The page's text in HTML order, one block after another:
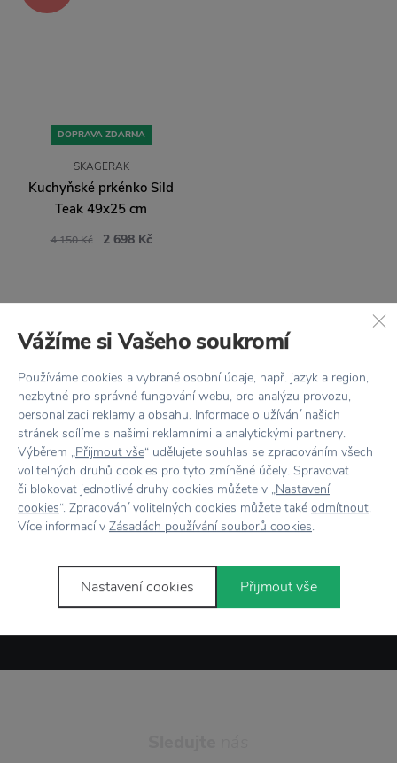
DOPRAVA ZDARMA
SKAGERAK
Kuchyňské prkénko Sild
Teak 49x25 cm
4 150 Kč 2 698 Kč
Novinky e-mailem
Odesláním formuláře souhlasím se
Vážíme si Vašeho soukromí
Používáme cookies a vybrané osobní údaje, např. jazyk a region,
nezbytné pro správné fungování webu, pro analýzu provozu,
personalizaci reklamy a obsahu. Informace o užívání našich
stránek sdílíme s našimi reklamními a analytickými partnery.
Výběrem „Přijmout vše“ udělujete souhlas se zpracováním všech
volitelných druhů cookies pro tyto zmíněné účely. Spravovat
či blokovat jednotlivé druhy cookies můžete v „Nastavení
cookies“. Zpracování volitelných cookies můžete také odmítnout.
Více informací v Zásadách používání souborů cookies.
Nastavení cookies Přijmout vše